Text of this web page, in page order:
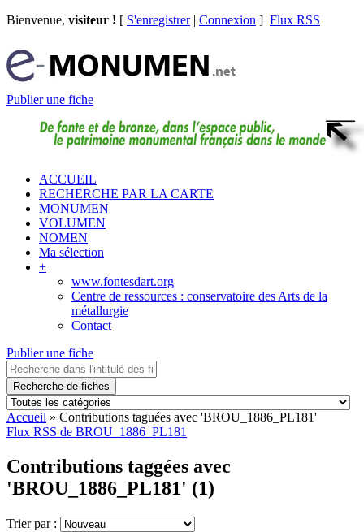
Bienvenue, visiteur ! [ S'enregistrer| Connexion ] Flux RSS
Publier une fiche
ACCUEIL
RECHERCHE PAR LA CARTE
MONUMEN
VOLUMEN
NOMEN
Ma sélection
+
www.fontesdart.org
Centre de ressources : conservatoire des Arts de la
métallurgie
Contact
Publier une fiche
Recherche de fiches
Accueil » Contributions taguées avec 'BROU_1886_PL181'
Flux RSS de BROU_1886_PL181
Contributions taggées avec
'BROU_1886_PL181' (1)
Trier par :